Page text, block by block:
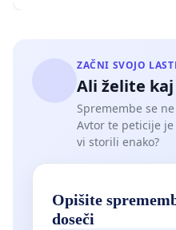
ZAČNI SVOJO
Ali želite
Spremembe se
Avtor te peticije
vi storili enako?
Opišite
doseči